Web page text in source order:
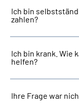
Ich bin
zahlen?
Ich bin krank. Wie
helfen?
Ihre Frage war